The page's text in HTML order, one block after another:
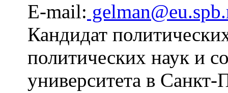
E-mail:
Кандидат
политических наук и
университета в Санкт-